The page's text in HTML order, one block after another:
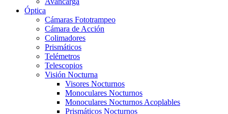
Óptica
Cámaras Fototrampeo
Cámara de Acción
Colimadores
Prismáticos
Telémetros
Telescopios
Visión Nocturna
Visores Nocturnos
Monoculares Nocturnos
Monoculares Nocturnos Acoplables
Prismáticos Nocturnos